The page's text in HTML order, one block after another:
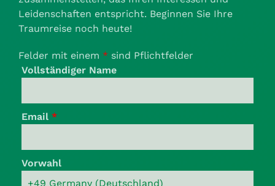
Leidenschaften entspricht. Beginnen Sie Ihre
Traumreise noch heute!
Felder mit einem * sind Pflichtfelder
Vollständiger Name
Email *
Vorwahl